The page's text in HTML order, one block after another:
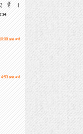
हैं ।
am बजे
4:53 am बजे